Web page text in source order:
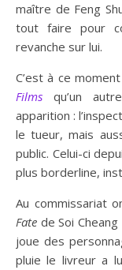
maître de Feng
tout faire pour
revanche sur lui.
C’est à ce
Films qu’un
apparition :
le tueur, mais
public. Celui-ci
plus borderline,
Au commissariat
Fate de Soi
joue des
pluie le livreur a